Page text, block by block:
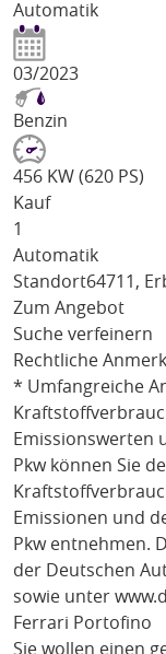
Automatik
03/2023
Benzin
456 KW (620 PS)
Kauf
1
Automatik
Standort64711,
Zum Angebot
Suche verfeinern
Rechtliche
* Umfangreiche
Emissionswerten
Pkw können Sie
Emissionen und
Pkw entnehmen.
der Deutschen
sowie unter
Ferrari Portofino
Sie wollen einen